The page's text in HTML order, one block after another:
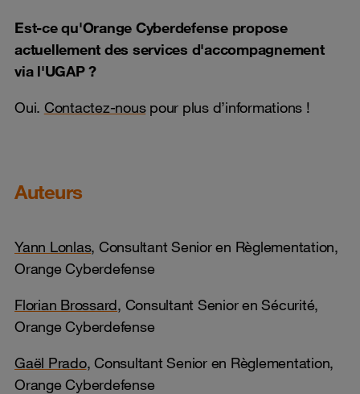
Est-ce qu'Orange Cyberdefense propose
actuellement des services d'accompagnement
via l'UGAP ?
Oui. Contactez-nouspour plus d’informations !
Auteurs
Yann Lonlas, Consultant Senior en Règlementation,
Orange Cyberdefense
Florian Brossard, Consultant Senior en Sécurité,
Orange Cyberdefense
Gaël Prado, Consultant Senior en Règlementation,
Orange Cyberdefense